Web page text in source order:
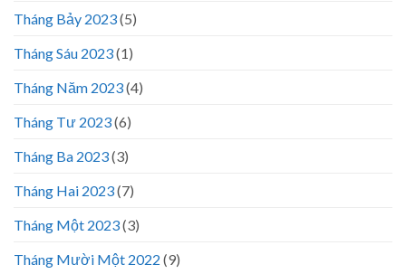
Tháng Bảy 2023(5)
Tháng Sáu 2023(1)
Tháng Năm 2023(4)
Tháng Tư 2023(6)
Tháng Ba 2023(3)
Tháng Hai 2023(7)
Tháng Một 2023(3)
Tháng Mười Một 2022 (9)